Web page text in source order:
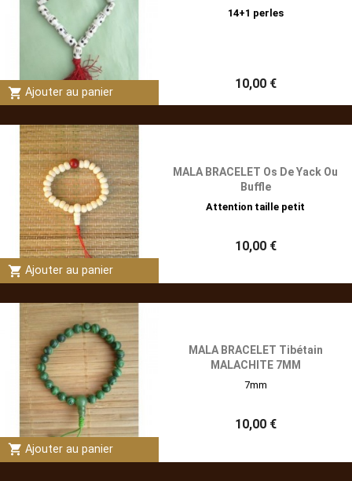
shopping_cart Ajouter au panier
14+1 perles
10,00 €
shopping_cart Ajouter au panier
MALA BRACELET Os De Yack Ou
Buffle
Attention taille petit
10,00 €
shopping_cart Ajouter au panier
MALA BRACELET Tibétain
MALACHITE 7MM
7mm
10,00 €